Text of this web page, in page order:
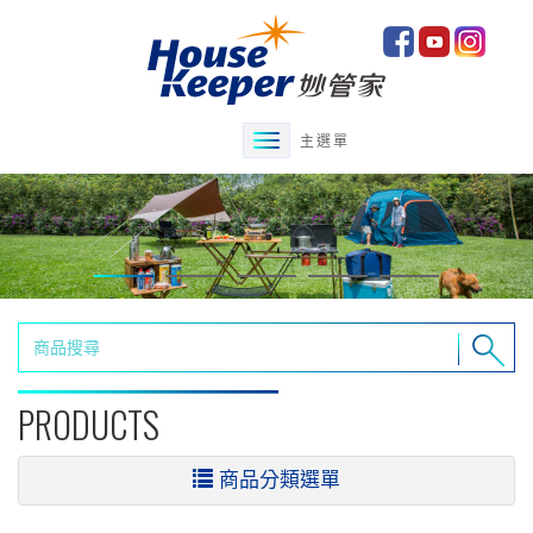
主選單
PRODUCTS
商品分類選單